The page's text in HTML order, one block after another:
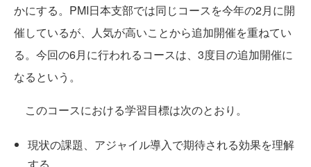
かにする。PMI日本支部では同じコースを今年の2月に開
催しているが、人気が高いことから追加開催を重ねてい
る。今回の6月に行われるコースは、3度目の追加開催に
なるという。
このコースにおける学習目標は次のとおり。
現状の課題、アジャイル導入で期待される効果を理解